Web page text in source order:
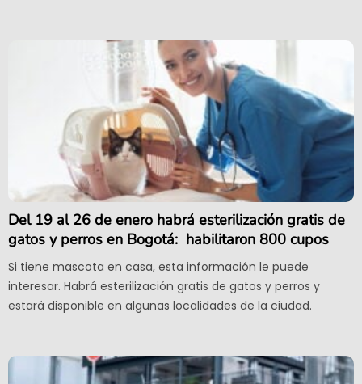
Del 19 al 26 de enero habrá esterilización gratis de
gatos y perros en Bogotá: habilitaron 800 cupos
Si tiene mascota en casa, esta información le puede
interesar. Habrá esterilización gratis de gatos y perros y
estará disponible en algunas localidades de la ciudad.